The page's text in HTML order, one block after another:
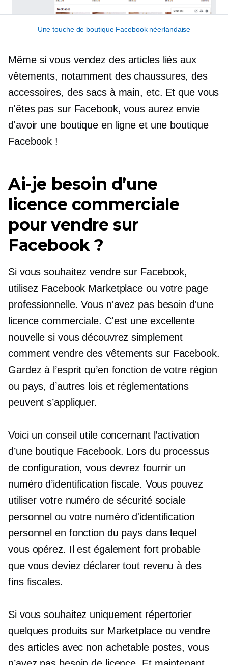
Une touche de boutique Facebook néerlandaise
Même si vous vendez des articles liés aux
vêtements, notamment des chaussures, des
accessoires, des sacs à main, etc. Et que vous
n'êtes pas sur Facebook, vous aurez envie
d'avoir une boutique en ligne et une boutique
Facebook !
Ai-je besoin d’une
licence commerciale
pour vendre sur
Facebook ?
Si vous souhaitez vendre sur Facebook,
utilisez Facebook Marketplace ou votre page
professionnelle. Vous n'avez pas besoin d'une
licence commerciale. C'est une excellente
nouvelle si vous découvrez simplement
comment vendre des vêtements sur Facebook.
Gardez à l’esprit qu’en fonction de votre région
ou pays, d’autres lois et réglementations
peuvent s’appliquer.
Voici un conseil utile concernant l’activation
d’une boutique Facebook. Lors du processus
de configuration, vous devrez fournir un
numéro d’identification fiscale. Vous pouvez
utiliser votre numéro de sécurité sociale
personnel ou votre numéro d'identification
personnel en fonction du pays dans lequel
vous opérez. Il est également fort probable
que vous deviez déclarer tout revenu à des
fins fiscales.
Si vous souhaitez uniquement répertorier
quelques produits sur Marketplace ou vendre
des articles avec non achetablepostes, vous